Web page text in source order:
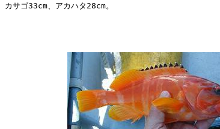
カサゴ33cm、アカハタ28cm。